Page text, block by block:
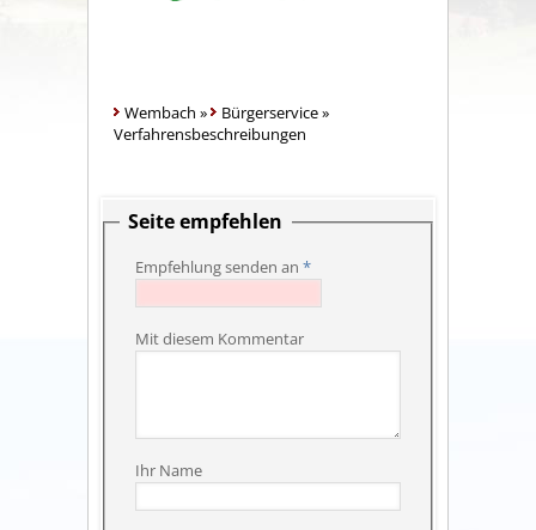
Wembach » Bürgerservice»
Verfahrensbeschreibungen
Seite empfehlen
Empfehlung senden an *
Mit diesem Kommentar
Ihr Name